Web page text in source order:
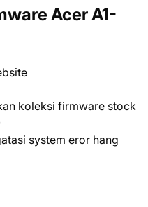
Acer A1-
koleksi firmware stock
system eror hang